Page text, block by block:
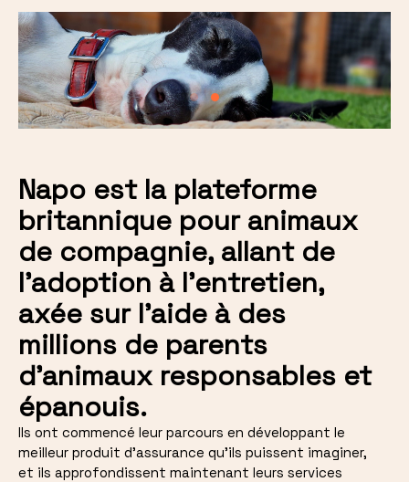
Napo est la plateforme
britannique pour animaux
de compagnie, allant de
l'adoption à l'entretien,
axée sur l'aide à des
millions de parents
d'animaux responsables et
épanouis.
Ils ont commencé leur parcours en développant le
meilleur produit d'assurance qu'ils puissent imaginer,
et ils approfondissent maintenant leurs services